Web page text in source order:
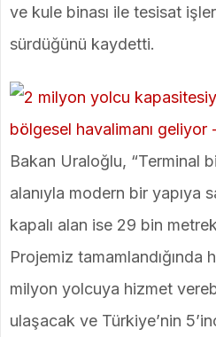
ve kule binası ile tesisat
sürdüğünü kaydetti.
Bakan Uraloğlu, “Terminal
alanıyla modern bir yapıya
kapalı alan ise 29 bin
Projemiz tamamlandığında
milyon yolcuya hizmet
ulaşacak ve Türkiye’nin